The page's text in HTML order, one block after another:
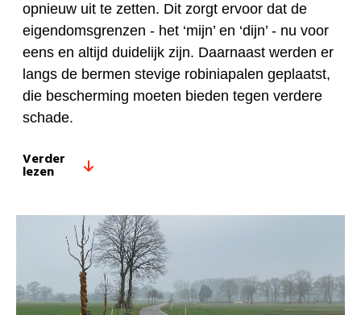
opnieuw uit te zetten. Dit zorgt ervoor dat de
eigendomsgrenzen - het ‘mijn’ en ‘dijn’ - nu voor
eens en altijd duidelijk zijn. Daarnaast werden er
langs de bermen stevige robiniapalen geplaatst,
die bescherming moeten bieden tegen verdere
schade.
Verder
lezen